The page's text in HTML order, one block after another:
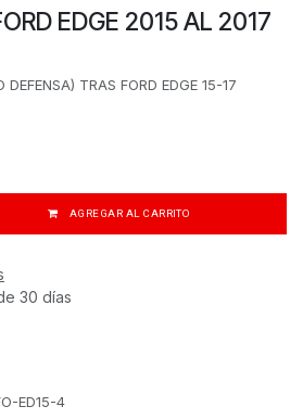
EDGE 2015 AL 2017
DEFENSA) TRAS FORD EDGE 15-17
AGREGAR AL CARRITO
30 días
ED15-4